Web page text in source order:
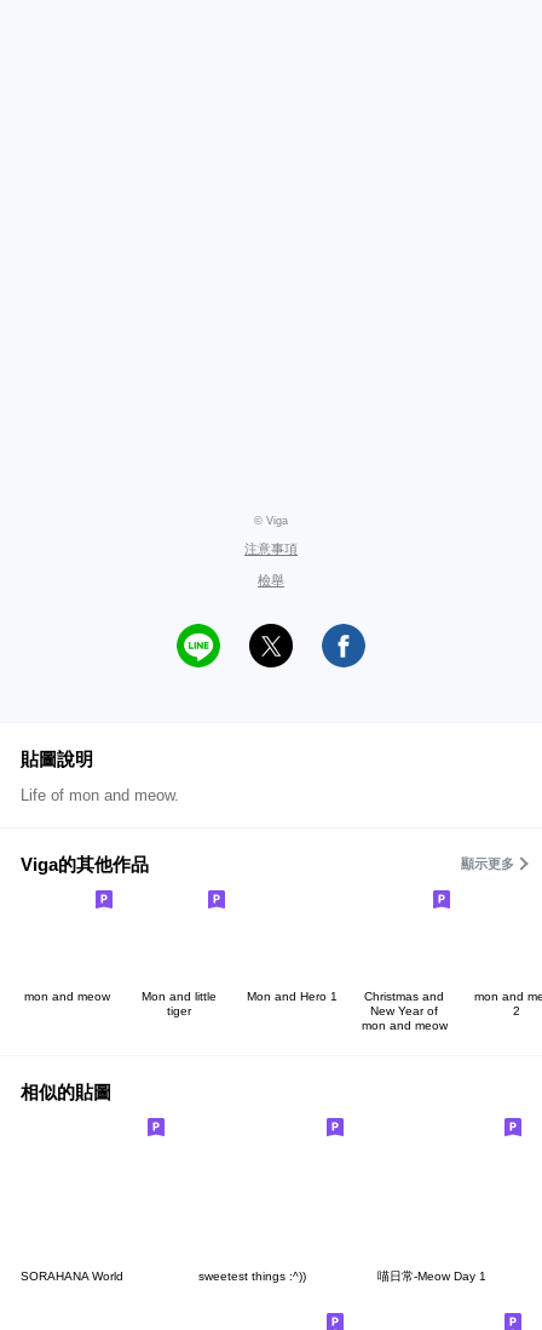
© Viga
注意事項
檢舉
貼圖說明
Life of mon and meow.
Viga的其他作品 顯示更多
mon and meow
Mon and little
tiger
Mon and Hero 1
Christmas and
New Year of
mon and meow
mon and
2
相似的貼圖
SORAHANA World sweetest things :^)) 喵日常-Meow Day 1